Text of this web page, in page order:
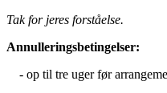
Tak for jeres forståelse.
Annulleringsbetingelser:
- op til tre uger før